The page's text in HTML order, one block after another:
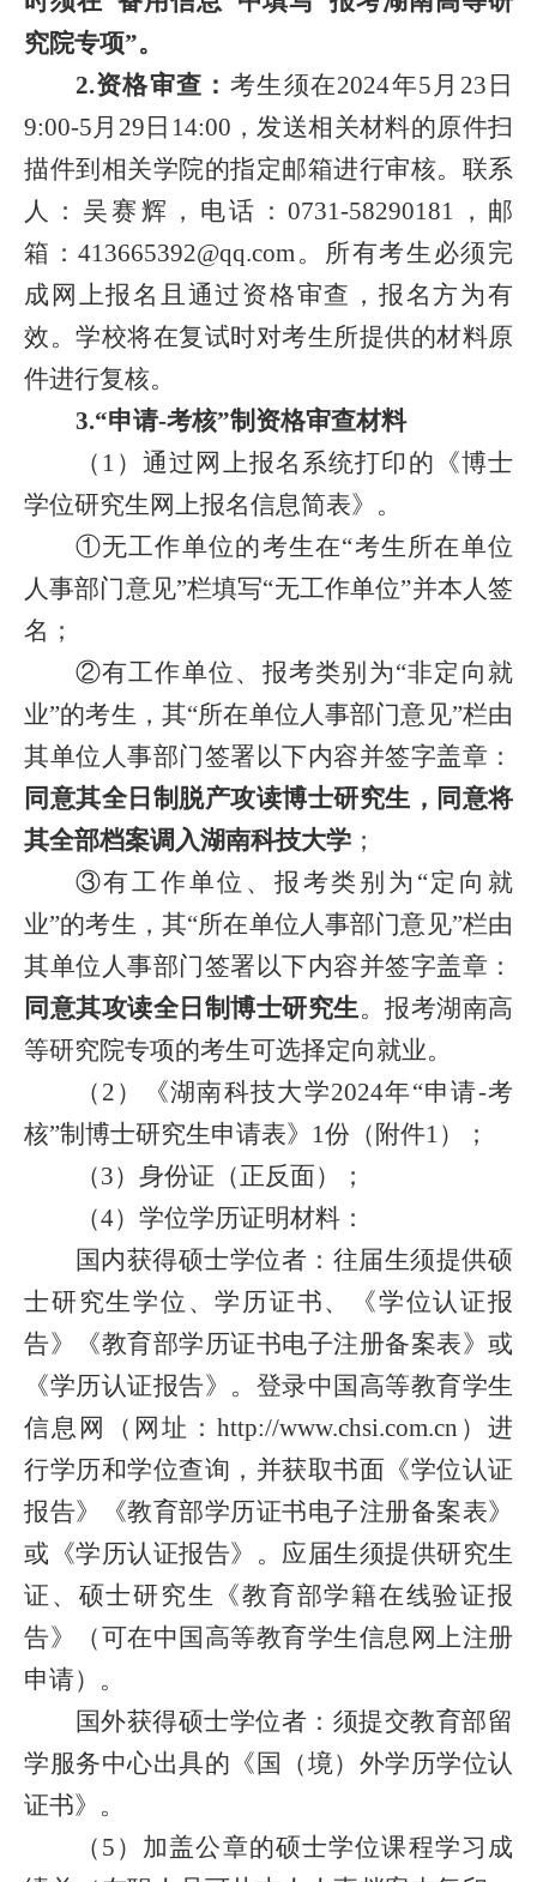
究院专项”。
2.资格审查： 考生须在2024年5 月 23 日
9:00-5月 29 日 14:00 ，发送相关材料的原件扫
描件到相关学院的指定邮箱进行审核。联系
人：吴赛辉，电话：0731-58290181 ， 邮
箱：413665392@qq.com。 所有考生必须完
成网上报名且通过资格审查，报名方为有
效。学校将在复试时对考生所提供的材料原
件进行复核。
3.“申请-考核”制资格审查材料
（1）通过网上报名系统打印的《博士
学位研究生网上报名信息简表》。
①无工作单位的考生在“考生所在单位
人事部门意见”栏填写“无工作单位”并本人签
名；
②有工作单位、报考类别为“非定向就
业”的考生，其“所在单位人事部门意见”栏由
其单位人事部门签署以下内容并签字盖章：
同意其全日制脱产攻读博士研究生，同意将
其全部档案调入湖南科技大学 ；
③有工作单位、报考类别为“定向就
业”的考生，其“所在单位人事部门意见”栏由
其单位人事部门签署以下内容并签字盖章：
同意其攻读全日制博士研究生。报考湖南高
等研究院专项的考生可选择定向就业。
（2）《湖南科技大学2024年“申请-考
核”制博士研究生申请表》1份（附件1）；
（3）身份证（正反面）；
（4）学位学历证明材料：
国内获得硕士学位者：往届生须提供硕
士研究生学位、学历证书、《学位认证报
告》《教育部学历证书电子注册备案表》或
《学历认证报告》。登录中国高等教育学生
信息网（网址：http://www.chsi.com.cn）进
行学历和学位查询，并获取书面《学位认证
报告》《教育部学历证书电子注册备案表》
或《学历认证报告》。应届生须提供研究生
证、硕士研究生《教育部学籍在线验证报
告》（可在中国高等教育学生信息网上注册
申请）。
国外获得硕士学位者：须提交教育部留
学服务中心出具的《国（境）外学历学位认
证书》。
（5）加盖公章的硕士学位课程学习成